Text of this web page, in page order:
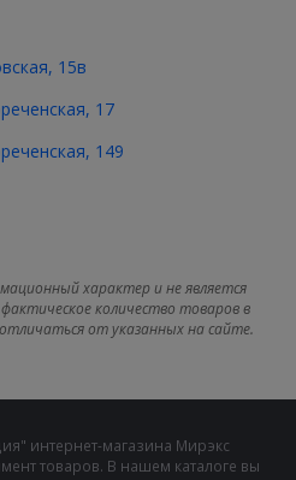
15в
17
149
характер и не является
количество товаров в
от указанных на сайте.
интернет-магазина Мирэкс
товаров. В нашем каталоге вы